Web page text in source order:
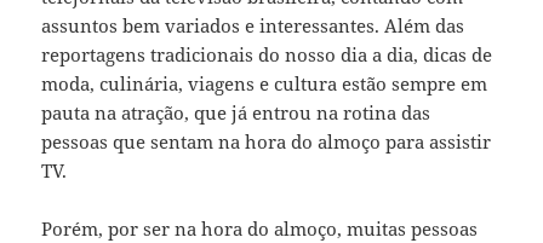
assuntos bem variados e interessantes. Além das
reportagens tradicionais do nosso dia a dia, dicas de
moda, culinária, viagens e cultura estão sempre em
pauta na atração, que já entrou na rotina das
pessoas que sentam na hora do almoço para assistir
TV.
Porém, por ser na hora do almoço, muitas pessoas